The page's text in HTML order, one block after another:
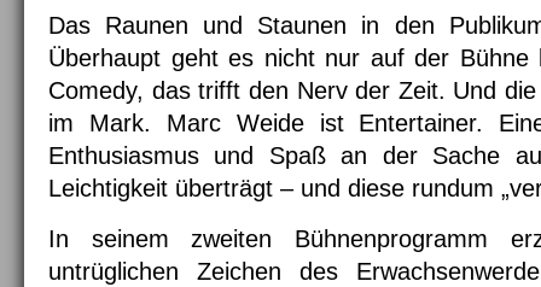
Das Raunen und Staunen in den
Überhaupt geht es nicht nur auf der Bühne
Comedy, das trifft den Nerv der Zeit. Und
im Mark. Marc Weide ist Entertainer.
Enthusiasmus und Spaß an der Sache
Leichtigkeit überträgt – und diese rundum
In seinem zweiten Bühnenprogramm
untrüglichen Zeichen des